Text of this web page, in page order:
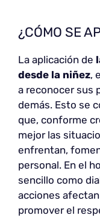
¿CÓMO SE
La aplicación de
desde la niñez,
a reconocer sus
demás. Esto se
que, conforme
mejor las
enfrentan,
personal. En el
sencillo como
acciones
promover el